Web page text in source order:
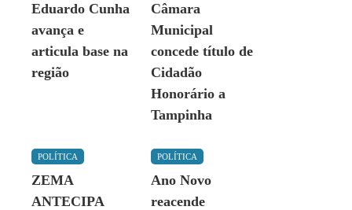
Eduardo Cunha
avança e
articula base na
região
Câmara
Municipal
concede título de
Cidadão
Honorário a
Tampinha
POLÍTICA
ZEMA
ANTECIPA
POLÍTICA
Ano Novo
reacende